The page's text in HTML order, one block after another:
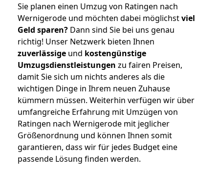
Sie planen einen Umzug von Ratingen nach
Wernigerode und möchten dabei möglichstviel
Geld sparen? Dann sind Sie bei uns genau
richtig! Unser Netzwerk bieten Ihnen
zuverlässige und kostengünstige
Umzugsdienstleistungen zu fairen Preisen,
damit Sie sich um nichts anderes als die
wichtigen Dinge in Ihrem neuen Zuhause
kümmern müssen. Weiterhin verfügen wir über
umfangreiche Erfahrung mit Umzügen von
Ratingen nach Wernigerode mit jeglicher
Größenordnung und können Ihnen somit
garantieren, dass wir für jedes Budget eine
passende Lösung finden werden.